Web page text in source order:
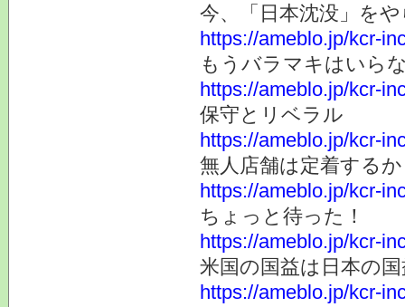
今、「日本沈没」を
https://ameblo.jp/kcr-
もうバラマキはいら
https://ameblo.jp/kcr-
保守とリベラル
https://ameblo.jp/kcr-
無人店舗は定着する
https://ameblo.jp/kcr-
ちょっと待った！
https://ameblo.jp/kcr-
米国の国益は日本の
https://ameblo.jp/kcr-